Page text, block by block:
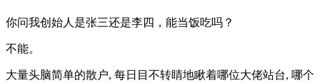
你问我创始人是张三还是李四，能当饭吃吗？
不能。
大量头脑简单的散户, 每日目不转睛地瞅着哪位​大佬‍站台, 哪⁠个